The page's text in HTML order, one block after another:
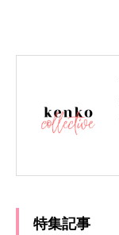
特集記事